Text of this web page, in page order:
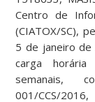
Centro de
(CIATOX/SC),
5 de janeiro de
carga
semanais,
001/CCS/